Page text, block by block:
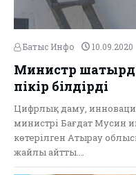
Батыс Инфо 10.09.2020
Министр
пікір білдірді
Цифрлық даму,
министрі Бағдат Мусин
көтерілген Атырау
жайлы айтты.…